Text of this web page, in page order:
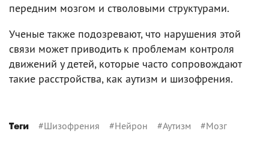
передним мозгом и стволовыми структурами.
Ученые также подозревают, что нарушения этой
связи может приводить к проблемам контроля
движений у детей, которые часто сопровождают
такие расстройства, как аутизм и шизофрения.
Теги #Шизофрения #Нейрон #Аутизм #Мозг